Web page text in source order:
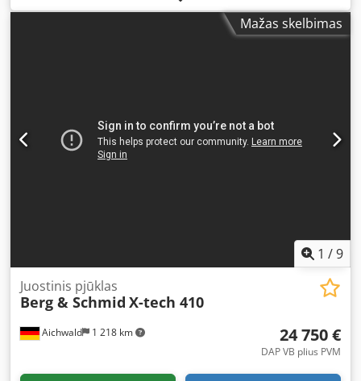
Voltage: 230 V
Mažas skelbimas
1 /9
Aichwald 1 218 km
Juostinis pjūklas
Berg & Schmid X-tech 410
24 750 €
DAP VB plius PVM